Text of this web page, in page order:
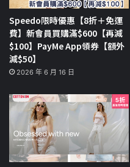
Speedo限時優惠【8折＋免運
費】新會員買購滿$600【再減
$100】PayMe App領券【額外
減$50】
2026 年 6 月 16 日